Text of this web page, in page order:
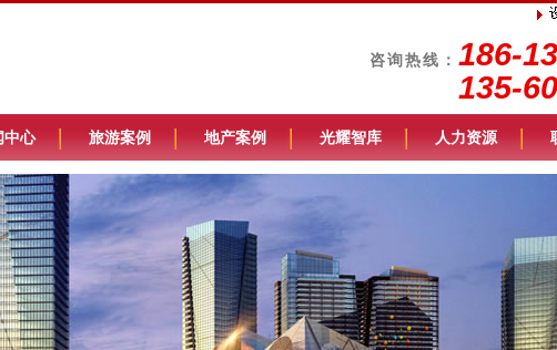
咨询热线： 186-
135-
中心 旅游案例 地产案例 光耀智库 人力资源